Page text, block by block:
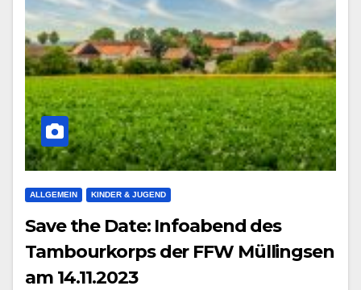
ALLGEMEIN KINDER & JUGEND
Save the Date: Infoabend des
Tambourkorps der FFW Müllingsen
am 14.11.2023